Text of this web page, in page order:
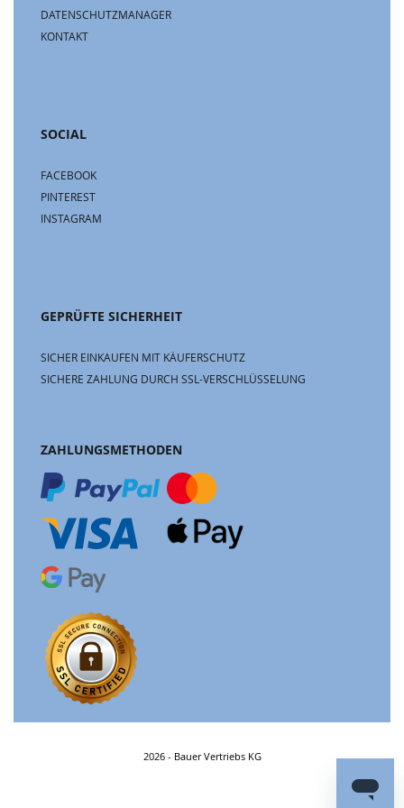
DATENSCHUTZMANAGER
KONTAKT
SOCIAL
FACEBOOK
PINTEREST
INSTAGRAM
GEPRÜFTE SICHERHEIT
SICHER EINKAUFEN MIT KÄUFERSCHUTZ
SICHERE ZAHLUNG DURCH SSL-VERSCHLÜSSELUNG
ZAHLUNGSMETHODEN
2026 - Bauer Vertriebs KG